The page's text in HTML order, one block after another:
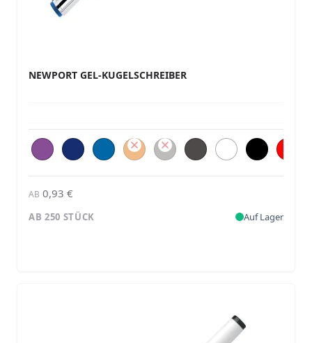
NEWPORT GEL-KUGELSCHREIBER
AB 0,93 €
AB 250 STÜCK Auf Lager